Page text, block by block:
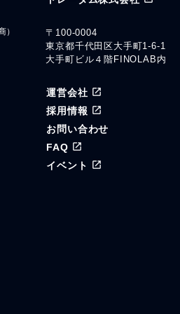
）
〒100-0004
東京都千代田区大手町1-6-1
大手町ビル４階FINOLAB内
運営会社
採用情報
お問い合わせ
FAQ
イベント